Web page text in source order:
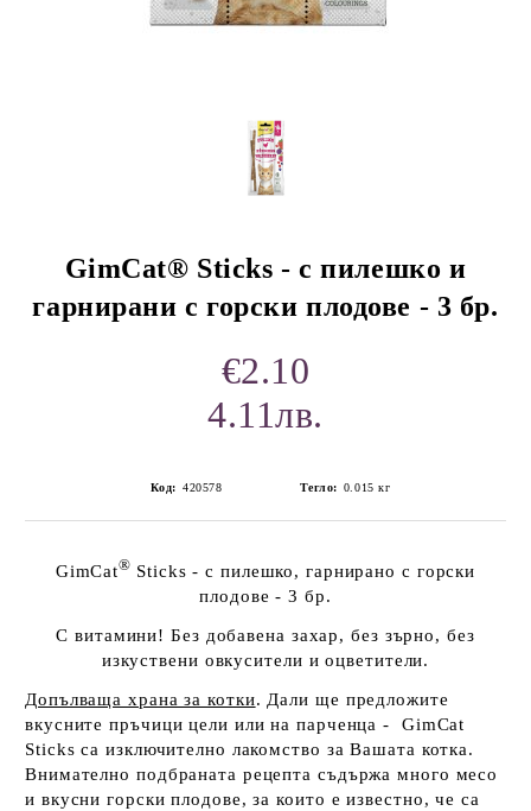
GimCat® Sticks - с пилешко и
гарнирани с горски плодове - 3 бр.
€2.10
4.11лв.
Код: 420578 Тегло: 0.015 кг
GimCat® Sticks - с пилешко, гарнирано с горски
плодове - 3 бр.
С витамини! Без добавена захар, без зърно, без
изкуствени овкусители и оцветители.
Допълваща храна за котки. Дали ще предложите
вкусните пръчици цели или на парченца - GimCat
Sticks са изключително лакомство за Вашата котка.
Внимателно подбраната рецепта съдържа много месо
и вкусни горски плодове, за които е известно, че са